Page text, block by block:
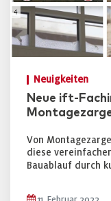
Neuigkeiten
Neue ift-
Von
diese
Bauablauf durch